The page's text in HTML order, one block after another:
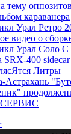
тему оппозитов
караванера
Урал Ретро
видео о
Урал Соло
SRX-400 sidecar
Литры
Астрахань